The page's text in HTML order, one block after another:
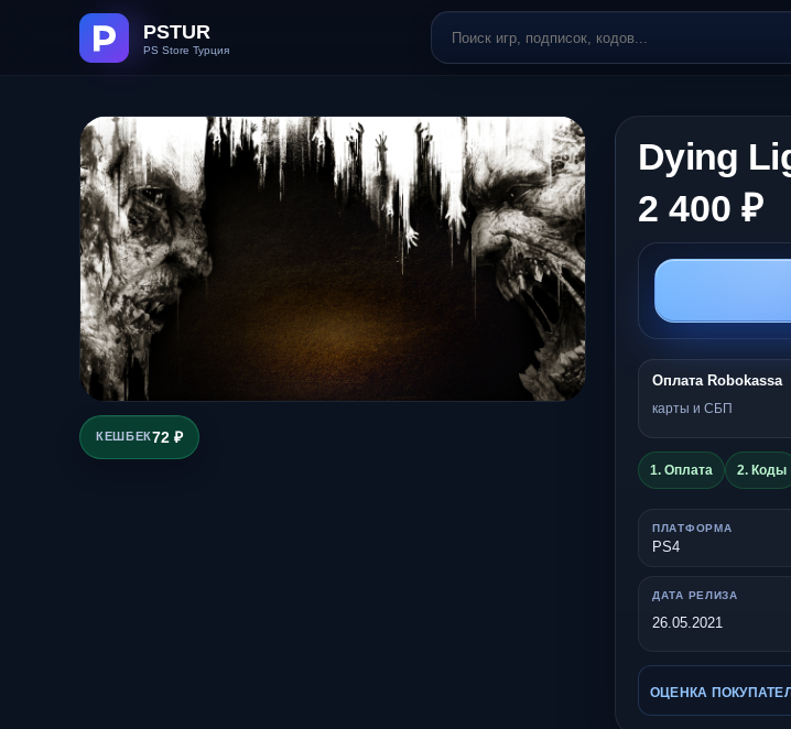
КЕШБЕК72 ₽
Dying
2 400 ₽
Оплата Robokassa
карты и СБП
1. Оплата 2. Коды
ПЛАТФОРМА
PS4
ДАТА РЕЛИЗА
26.05.2021
ОЦЕНКА